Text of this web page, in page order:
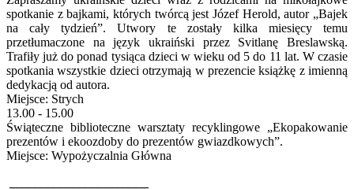
spotkanie z bajkami, których twórcą jest Józef Herold, autor „Bajek
na cały tydzień”. Utwory te zostały kilka miesięcy temu
przetłumaczone na język ukraiński przez Svitlanę Breslawską.
Trafiły już do ponad tysiąca dzieci w wieku od 5 do 11 lat. W czasie
spotkania wszystkie dzieci otrzymają w prezencie książkę z imienną
dedykacją od autora.
Miejsce: Strych
13.00 - 15.00
Świąteczne biblioteczne warsztaty recyklingowe „Ekopakowanie
prezentów i ekoozdoby do prezentów gwiazdkowych”.
Miejsce: Wypożyczalnia Główna